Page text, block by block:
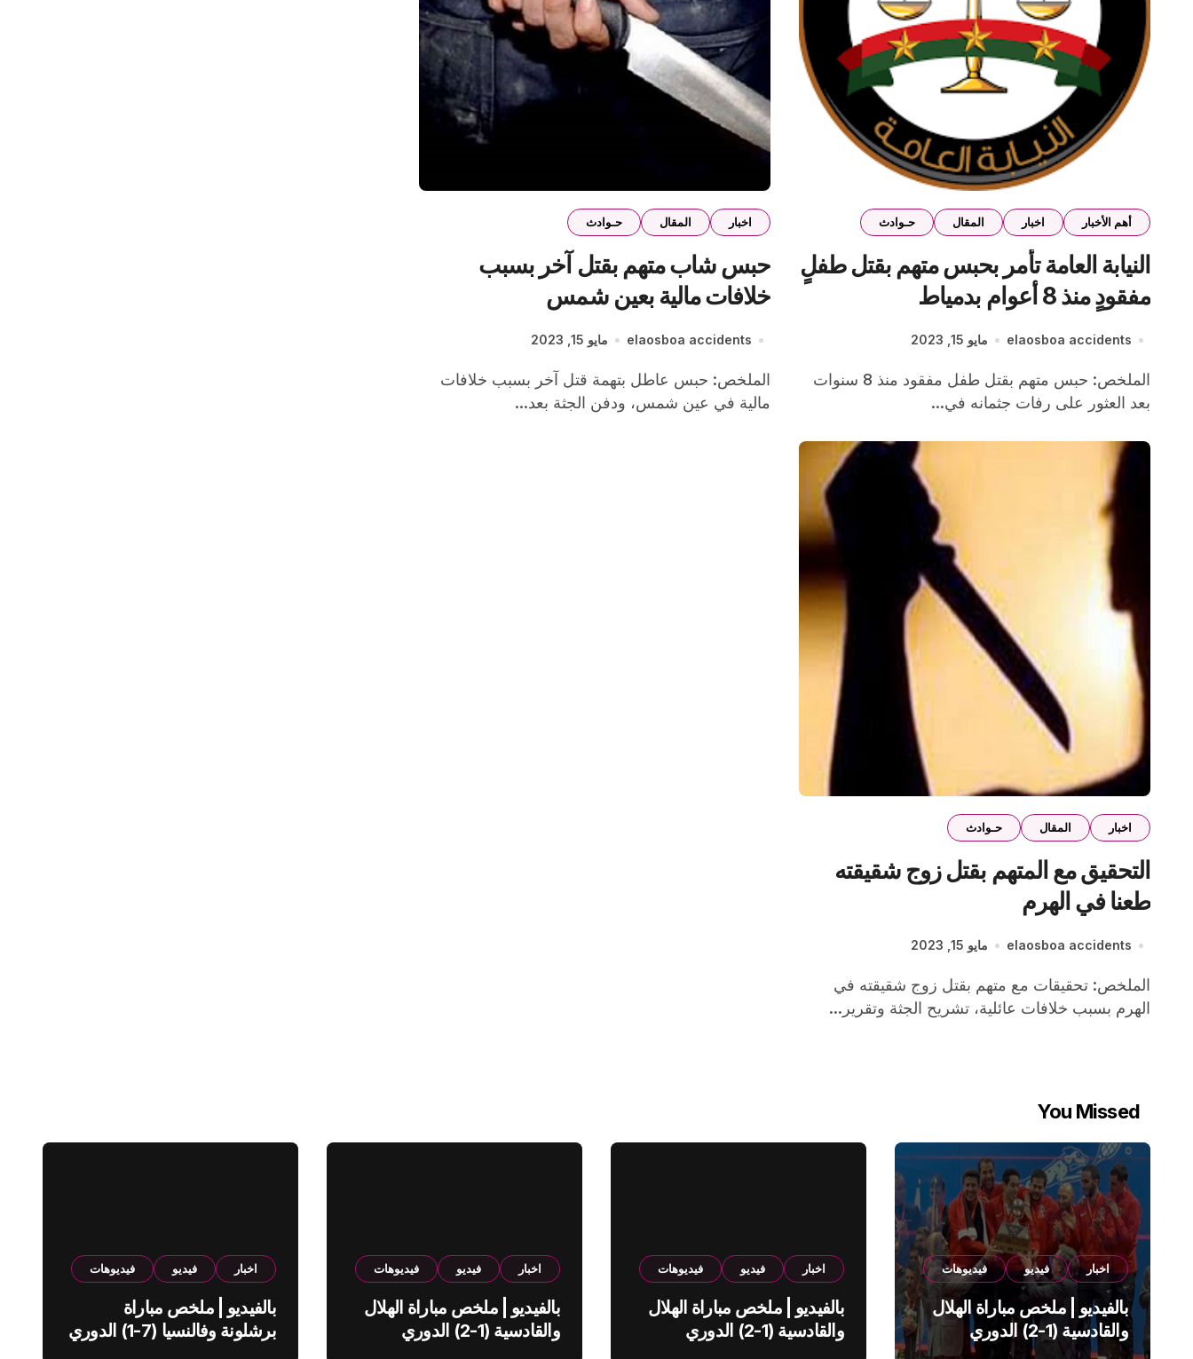
أهم الأخبار اخبار المقال حـوادث
النيابة العامة تأمر بحبس متهم بقتل طفلٍ
مفقودٍ منذ 8 أعوام بدمياط
elaosboa accidents مايو 15, 2023
الملخص: حبس متهم بقتل طفل مفقود منذ 8 سنوات
بعد العثور على رفات جثمانه في...
اخبار المقال حـوادث
حبس شاب متهم بقتل آخر بسبب
خلافات مالية بعين شمس
elaosboa accidents مايو 15, 2023
الملخص: حبس عاطل بتهمة قتل آخر بسبب خلافات
مالية في عين شمس، ودفن الجثة بعد...
اخبار المقال حـوادث
التحقيق مع المتهم بقتل زوج شقيقته
طعنا في الهرم
elaosboa accidents مايو 15, 2023
الملخص: تحقيقات مع متهم بقتل زوج شقيقته في
الهرم بسبب خلافات عائلية، تشريح الجثة وتقرير...
You Missed
اخبار فيديو فيديوهات
بالفيديو | ملخص مباراة الهلال
والقادسية (1-2) الدوري
السعودي
اخبار فيديو فيديوهات
بالفيديو | ملخص مباراة الهلال
والقادسية (1-2) الدوري
اخبار فيديو فيديوهات
بالفيديو | ملخص مباراة الهلال
والقادسية (1-2) الدوري
اخبار فيديو فيديوهات
بالفيديو | ملخص مباراة
برشلونة وفالنسيا (7-1) الدوري